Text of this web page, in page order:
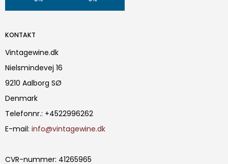
KONTAKT
Vintagewine.dk
Nielsmindevej 16
9210 Aalborg SØ
Denmark
Telefonnr.: +4522996262
E-mail: info@vintagewine.dk
CVR-nummer: 41265965